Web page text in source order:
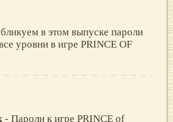
в этом выпуске пароли
уровни в игре PRINCE OF
- Пароли к игре PRINCE of